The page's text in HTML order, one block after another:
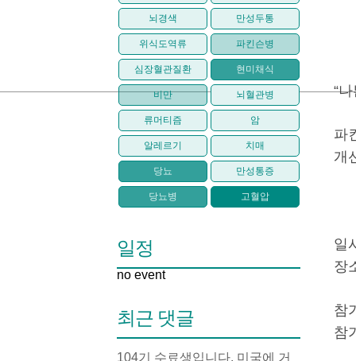
“
파
개
일
장
참
참
뇌경색 만성두통
위식도역류 파킨슨병
심장혈관질환 현미채식
비만 뇌혈관병
류머티즘 암
알레르기 치매
당뇨 만성통증
당뇨병 고혈압
일정
no event
최근 댓글
104기 수료생입니다. 미국에 거